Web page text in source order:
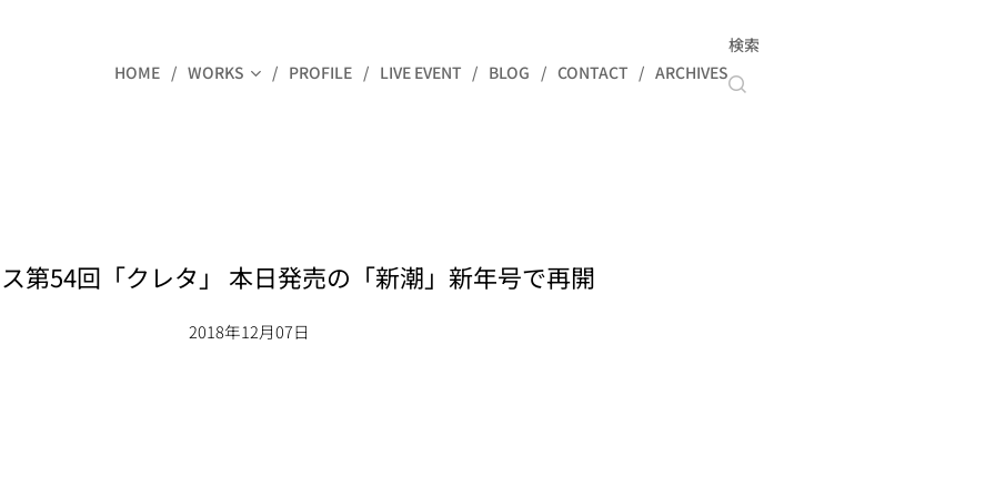
HOME WORKS PROFILE LIVE EVENT BLOG CONTACT ARCHIVES
検索
第54回「クレタ」 本日発売の「新潮」新年号で再開
2018年12月07日